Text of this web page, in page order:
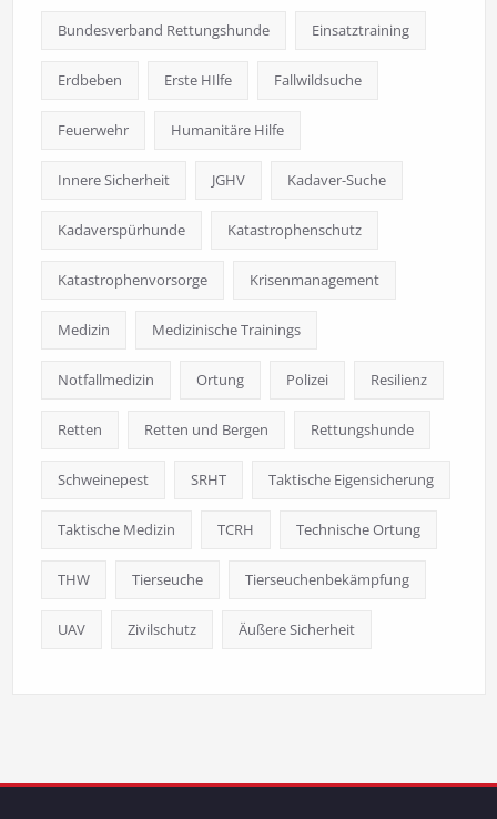
Bundesverband Rettungshunde Einsatztraining
Erdbeben Erste HIlfe Fallwildsuche
Feuerwehr Humanitäre Hilfe
Innere Sicherheit JGHV Kadaver-Suche
Kadaverspürhunde Katastrophenschutz
Katastrophenvorsorge Krisenmanagement
Medizin Medizinische Trainings
Notfallmedizin Ortung Polizei Resilienz
Retten Retten und Bergen Rettungshunde
Schweinepest SRHT Taktische Eigensicherung
Taktische Medizin TCRH Technische Ortung
THW Tierseuche Tierseuchenbekämpfung
UAV Zivilschutz Äußere Sicherheit